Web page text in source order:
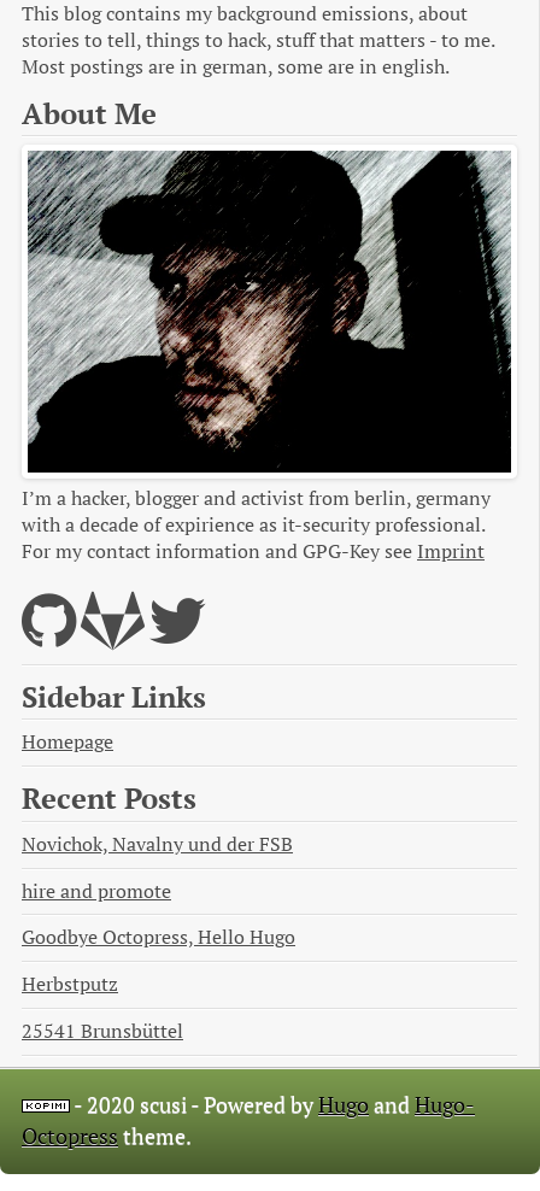
This blog contains my background emissions, about
stories to tell, things to hack, stuff that matters - to me.
Most postings are in german, some are in english.
About Me
I’m a hacker, blogger and activist from berlin, germany
with a decade of expirience as it-security professional.
For my contact information and GPG-Key see Imprint
Sidebar Links
Homepage
Recent Posts
Novichok, Navalny und der FSB
hire and promote
Goodbye Octopress, Hello Hugo
Herbstputz
25541 Brunsbüttel
- 2020 scusi -Powered byHugoandHugo-
Octopress theme.